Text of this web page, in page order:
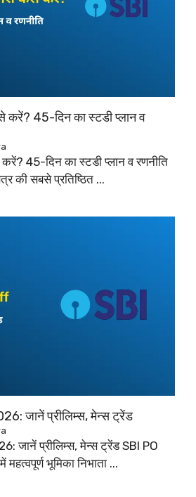
करें? 45-दिन का स्टडी प्लान व
45-दिन का स्टडी प्लान व रणनीति
की सबसे प्रतिष्ठित ...
जानें प्रीलिम्स, मेन्स ट्रेंड
जानें प्रीलिम्स, मेन्स ट्रेंड SBI PO
भूमिका निभाता ...